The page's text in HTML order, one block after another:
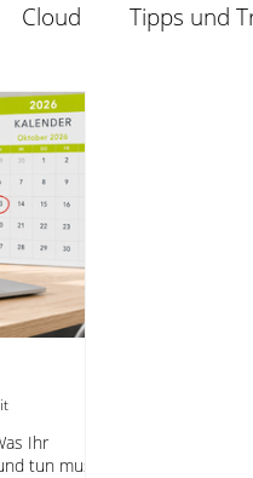
Cloud Tipps und
Ihr
tun muss